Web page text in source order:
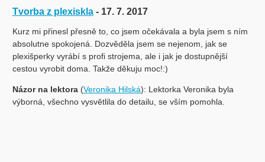
Tvorba z plexiskla - 17. 7. 2017
Kurz mi přinesl přesně to, co jsem očekávala a byla jsem s ním
absolutne spokojená. Dozvěděla jsem se nejenom, jak se
plexišperky vyrábí s profi strojema, ale i jak je dostupnější
cestou vyrobit doma. Takže děkuju moc!:)
Názor na lektora(Veronika Hilská): Lektorka Veronika byla
výborná, všechno vysvětlila do detailu, se vším pomohla.